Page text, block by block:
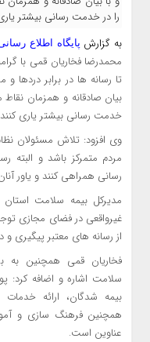
را در خدمت رسانی بیشتر
به گزارش پایگاه اطلاع
محمدرضا فخاریان قمی با
تا رسانه ها در برابر
بیان صادقانه و همزمان
خدمت رسانی بیشتر یاری
وی افزود: تلاش مسئولان
مردم متمرکز باشد و البته
رسانی همراهی کنند و یاور
مدیرکل بیمه سلامت
غیرواقعی در فضای مجازی
از رسانه های معتبر پیگیری و
فخاریان قمی همچنین به
سلامت اشاره و اضافه کرد:
بیمه شدگان، ارائه
همچنین فرهنگ سازی و
عناوین است.